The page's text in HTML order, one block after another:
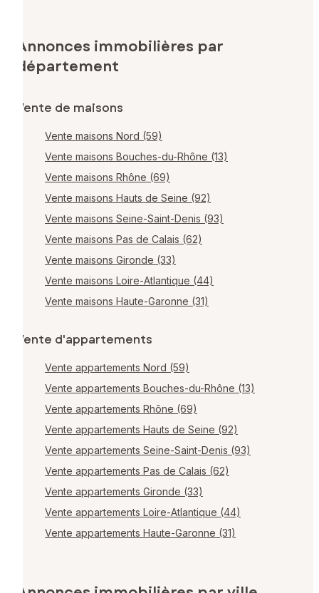
Annonces immobilières par
département
Vente de maisons
Vente maisons Nord (59)
Vente maisons Bouches-du-Rhône (13)
Vente maisons Rhône (69)
Vente maisons Hauts de Seine (92)
Vente maisons Seine-Saint-Denis (93)
Vente maisons Pas de Calais (62)
Vente maisons Gironde (33)
Vente maisons Loire-Atlantique (44)
Vente maisons Haute-Garonne (31)
Vente d'appartements
Vente appartements Nord (59)
Vente appartements Bouches-du-Rhône (13)
Vente appartements Rhône (69)
Vente appartements Hauts de Seine (92)
Vente appartements Seine-Saint-Denis (93)
Vente appartements Pas de Calais (62)
Vente appartements Gironde (33)
Vente appartements Loire-Atlantique (44)
Vente appartements Haute-Garonne (31)